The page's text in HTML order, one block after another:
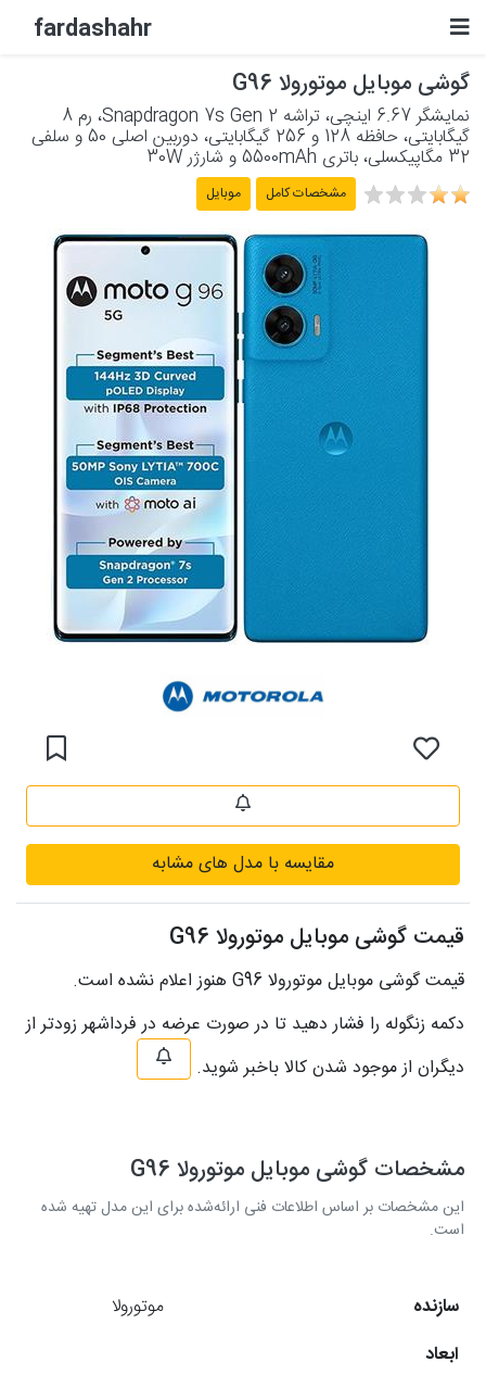
fardashahr
گوشی موبایل موتورولا G96
نمایشگر 6.67 اینچی، تراشه Snapdragon 7s Gen 2، رم 8
گیگابایتی، حافظه 128 و 256 گیگابایتی، دوربین اصلی 50 و سلفی
32 مگاپیکسلی، باتری 5500mAh و شارژر 30W
مشخصات کامل موبایل
مقایسه با مدل های مشابه
قیمت گوشی موبایل موتورولا G96
قیمت گوشی موبایل موتورولا G96 هنوز اعلام نشده است.
دکمه زنگوله را فشار دهید تا در صورت عرضه در فرداشهر زودتر از
دیگران از موجود شدن کالا باخبر شوید.
مشخصات گوشی موبایل موتورولا G96
این مشخصات بر اساس اطلاعات فنی ارائه‌شده برای این مدل تهیه شده
است.
سازنده
موتورولا
ابعاد
لوازم الکترونیکی
لوازم خانگی برقی
لوازم شخصی برقی
پشتیبانی
حساب کاربری